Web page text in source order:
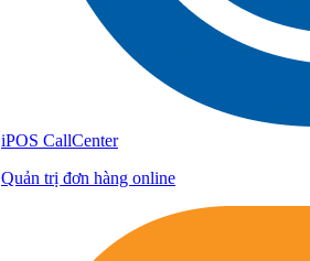
iPOS CallCenter
Quản trị đơn hàng online